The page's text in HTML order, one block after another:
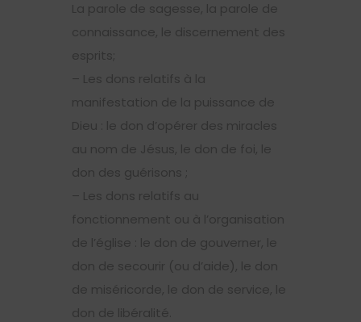
La parole de sagesse, la parole de
connaissance, le discernement des
esprits;
– Les dons relatifs à la
manifestation de la puissance de
Dieu : le don d’opérer des miracles
au nom de Jésus, le don de foi, le
don des guérisons ;
– Les dons relatifs au
fonctionnement ou à l’organisation
de l’église : le don de gouverner, le
don de secourir (ou d’aide), le don
de miséricorde, le don de service, le
don de libéralité.